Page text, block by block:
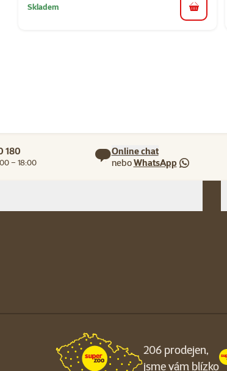
Skladem do košíku
180
– 18:00
Online chat
neboWhatsApp
206 prodejen,
jsme vám blízko